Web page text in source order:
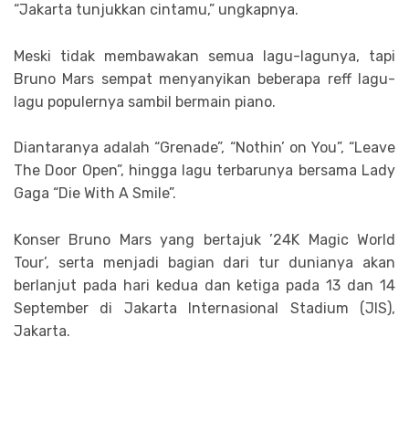
“Jakarta tunjukkan cintamu,” ungkapnya.
Meski tidak membawakan semua lagu-lagunya, tapi
Bruno Mars sempat menyanyikan beberapa reff lagu-
lagu populernya sambil bermain piano.
Diantaranya adalah “Grenade”, “Nothin’ on You”, “Leave
The Door Open”, hingga lagu terbarunya bersama Lady
Gaga “Die With A Smile”.
Konser Bruno Mars yang bertajuk ’24K Magic World
Tour’, serta menjadi bagian dari tur dunianya akan
berlanjut pada hari kedua dan ketiga pada 13 dan 14
September di Jakarta Internasional Stadium (JIS),
Jakarta.